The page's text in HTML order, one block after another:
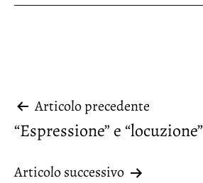
Navigazione
articoli
Articolo precedente
“Espressione” e “locuzione”
Articolo successivo